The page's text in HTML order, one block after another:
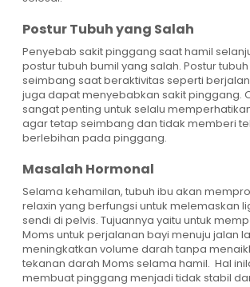
Postur Tubuh yang Salah
Penyebab sakit pinggang saat hamil
postur tubuh bumil yang salah. Postur
seimbang saat beraktivitas seperti
juga dapat menyebabkan sakit pinggang.
sangat penting untuk selalu
agar tetap seimbang dan tidak memberi
berlebihan pada pinggang.
Masalah Hormonal
Selama kehamilan, tubuh ibu akan
relaxin yang berfungsi untuk melemaskan
sendi di pelvis. Tujuannya yaitu untuk
Moms untuk perjalanan bayi menuju jalan
meningkatkan volume darah tanpa
tekanan darah Moms selama hamil. Hal
membuat pinggang menjadi tidak stabil